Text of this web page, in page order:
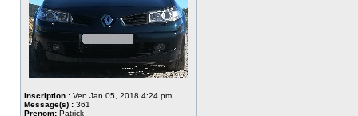
Inscription : Ven Jan 05, 2018 4:24 pm
Message(s) : 361
Prenom: Patrick